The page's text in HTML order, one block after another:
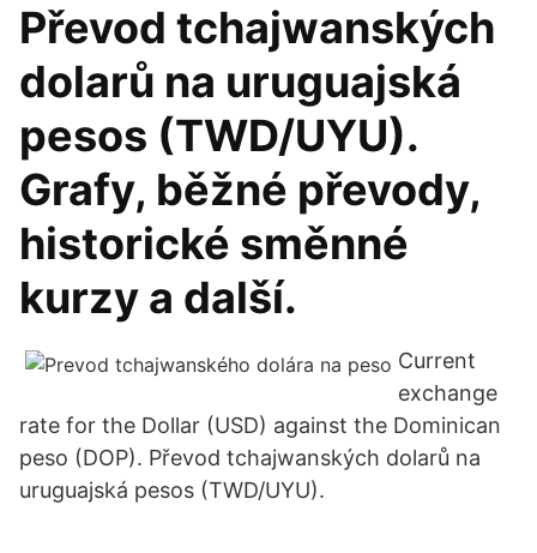
Převod tchajwanských
dolarů na uruguajská
pesos (TWD/UYU).
Grafy, běžné převody,
historické směnné
kurzy a další.
Current
exchange
rate for the Dollar (USD) against the Dominican
peso (DOP). Převod tchajwanských dolarů na
uruguajská pesos (TWD/UYU).